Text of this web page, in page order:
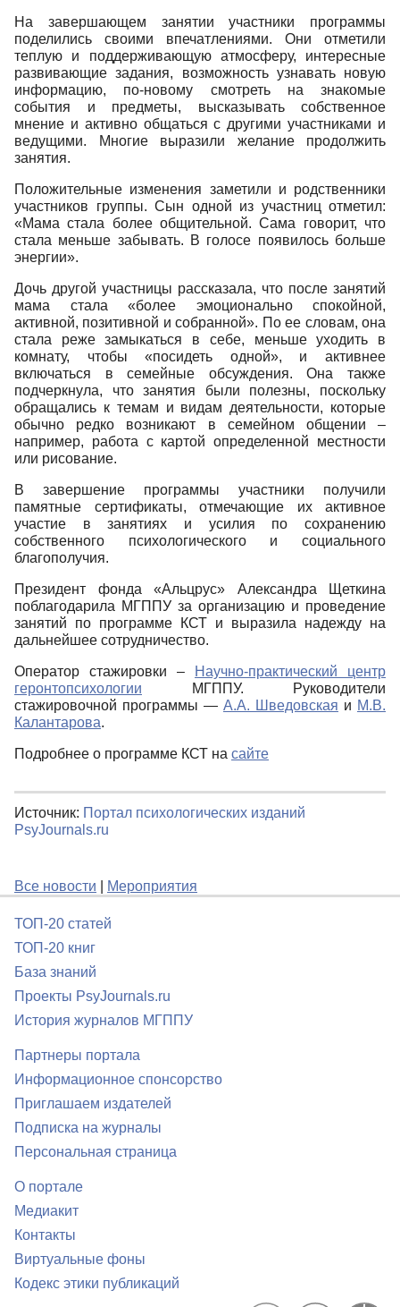
На завершающем занятии участники программы
поделились своими впечатлениями. Они отметили
теплую и поддерживающую атмосферу, интересные
развивающие задания, возможность узнавать новую
информацию, по-новому смотреть на знакомые
события и предметы, высказывать собственное
мнение и активно общаться с другими участниками и
ведущими. Многие выразили желание продолжить
занятия.
Положительные изменения заметили и родственники
участников группы. Сын одной из участниц отметил:
«Мама стала более общительной. Сама говорит, что
стала меньше забывать. В голосе появилось больше
энергии».
Дочь другой участницы рассказала, что после занятий
мама стала «более эмоционально спокойной,
активной, позитивной и собранной». По ее словам, она
стала реже замыкаться в себе, меньше уходить в
комнату, чтобы «посидеть одной», и активнее
включаться в семейные обсуждения. Она также
подчеркнула, что занятия были полезны, поскольку
обращались к темам и видам деятельности, которые
обычно редко возникают в семейном общении –
например, работа с картой определенной местности
или рисование.
В завершение программы участники получили
памятные сертификаты, отмечающие их активное
участие в занятиях и усилия по сохранению
собственного психологического и социального
благополучия.
Президент фонда «Альцрус» Александра Щеткина
поблагодарила МГППУ за организацию и проведение
занятий по программе КСТ и выразила надежду на
дальнейшее сотрудничество.
Оператор стажировки –
Научно-практический центр
геронтопсихологии МГППУ. Руководители
стажировочной программы — А.А. Шведовская и М.В.
Калантарова.
Подробнее о программе КСТ на сайте
Источник: Портал психологических изданий
PsyJournals.ru
Все новости Мероприятия
ТОП-20 статей
ТОП-20 книг
База знаний
Проекты PsyJournals.ru
История журналов МГППУ
Партнеры портала
Информационное спонсорство
Приглашаем издателей
Подписка на журналы
Персональная страница
О портале
Медиакит
Контакты
Виртуальные фоны
Кодекс этики публикаций